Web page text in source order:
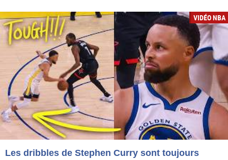
VIDÉO NBA
Les dribbles de Stephen Curry sont toujours